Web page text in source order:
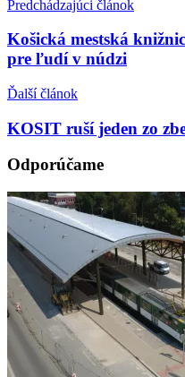
Predchádzajúci článok
Košická mestská
pre ľudí v núdzi
Ďalší článok
KOSIT ruší jeden zo
Odporúčame